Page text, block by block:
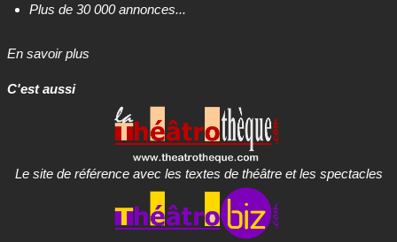
Plus de 30 000 annonces...
En savoir plus
C'est aussi
Le site de référence avec les textes de théâtre et les spectacles